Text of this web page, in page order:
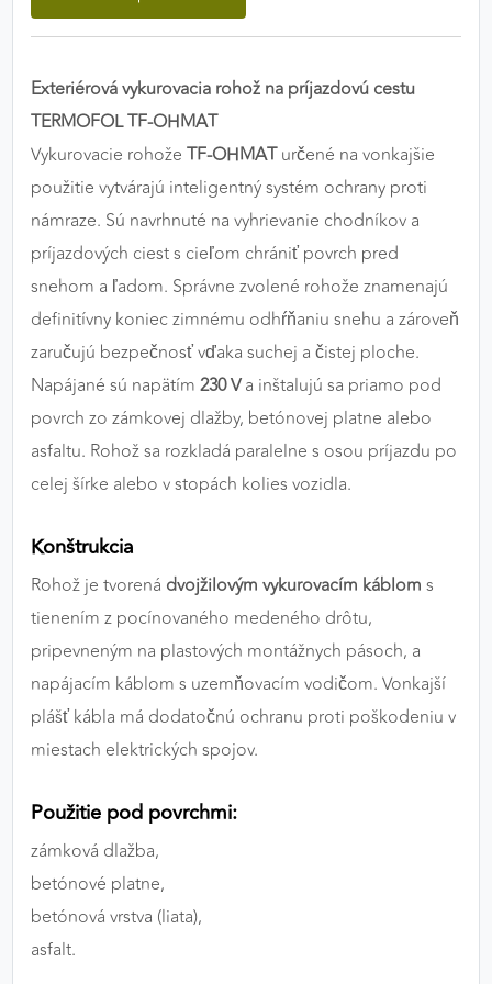
Exteriérová vykurovacia rohož na príjazdovú cestu
TERMOFOL TF-OHMAT
Vykurovacie rohože TF-OHMATurčené na vonkajšie
použitie vytvárajú inteligentný systém ochrany proti
námraze. Sú navrhnuté na vyhrievanie chodníkov a
príjazdových ciest s cieľom chrániť povrch pred
snehom a ľadom. Správne zvolené rohože znamenajú
definitívny koniec zimnému odhŕňaniu snehu a zároveň
zaručujú bezpečnosť vďaka suchej a čistej ploche.
Napájané sú napätím 230 Va inštalujú sa priamo pod
povrch zo zámkovej dlažby, betónovej platne alebo
asfaltu. Rohož sa rozkladá paralelne s osou príjazdu po
celej šírke alebo v stopách kolies vozidla.
Konštrukcia
Rohož je tvorená dvojžilovým vykurovacím káblom s
tienením z pocínovaného medeného drôtu,
pripevneným na plastových montážnych pásoch, a
napájacím káblom s uzemňovacím vodičom. Vonkajší
plášť kábla má dodatočnú ochranu proti poškodeniu v
miestach elektrických spojov.
Použitie pod povrchmi:
zámková dlažba,
betónové platne,
betónová vrstva (liata),
asfalt.
výkon a funkčnosť našich stránok.
Poskytovateľ:
MARKETINGOVÉ COOKIES
správania používateľov naprieč webovými
stránkami. Umožňujú nám a našim partnerom
zobrazovať cielenú a relevantnú reklamu, a to na
našom webe aj v reklamných sieťach tretích strán.
Google Ads
Poskytovateľ: Google